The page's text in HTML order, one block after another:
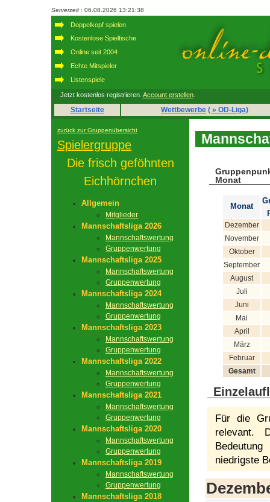
Serverzeit : 06.08.2026 13:21:38
Doppelkopf spielen
Kostenlose Spieltische
Online seit 2004
Echte Mitspieler
Listenspiele
Jetzt kostenlos registrieren. Account erstellen.
Startseite Wettbewerbe ( » OD-Liga)
zurück zur Gruppenübersicht
Spielergruppe
Die frisch geföhnten
Eichhörnchen
Allgemein
Mitglieder
Mannschaftsliga 2026
Mannschaftswertung
Gruppenwertung
Mannschaftsliga 2025
Mannschaftswertung
Gruppenwertung
Mannschaftsliga 2024
Mannschaftswertung
Gruppenwertung
Mannschaftsliga 2023
Mannschaftswertung
Gruppenwertung
Mannschaftsliga 2022
Mannschaftswertung
Gruppenwertung
Mannschaftsliga 2021
Mannschaftswertung
Gruppenwertung
Mannschaftsliga 2020
Mannschaftswertung
Gruppenwertung
Mannschaftsliga 2019
Mannschaftswertung
Gruppenwertung
Mannschaftsliga 2018
Monat
Monat
Dezember
November
Oktober
September
August
Juli
Juni
Mai
April
März
Februar
Gesamt
Für die
relevant.
niedrigste